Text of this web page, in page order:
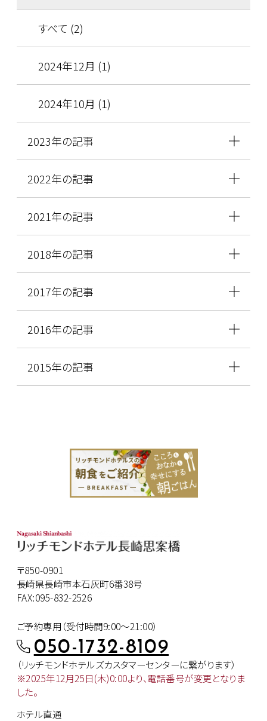
すべて (2)
2024年12月 (1)
2024年10月 (1)
2023年の記事
2022年の記事
2021年の記事
2018年の記事
2017年の記事
2016年の記事
2015年の記事
〒850-0901
長崎県長崎市本石灰町6番38号
FAX:095-832-2526
ご予約専用（受付時間9:00～21:00）
050-1732-8109
（リッチモンドホテルズカスタマーセンターに繋がります）
※2025年12月25日(木)0:00より、電話番号が変更となりま
した。
ホテル直通